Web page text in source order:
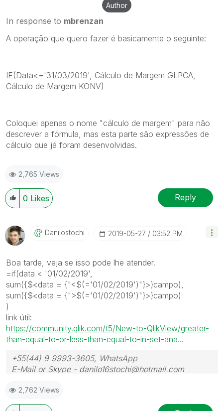
Author
In response to mbrenzan
A operação que quero fazer é basicamente o seguinte:
IF(Data<='31/03/2019', Cálculo de Margem GLPCA,
Cálculo de Margem KONV)
Coloquei apenas o nome "cálculo de margem" para não
descrever a fórmula, mas esta parte são expressões de
cálculo que já foram desenvolvidas.
2,765 Views
0 Likes Reply
Danilostochi ‎2019-05-27 03:52 PM
Boa tarde, veja se isso pode lhe atender.
=if(data < '01/02/2019',
sum({$<data = {"<$(='01/02/2019')"}>}campo),
sum({$<data = {">$(='01/02/2019')"}>}campo)
)
link útil:
https://community.qlik.com/t5/New-to-QlikView/greater-
than-equal-to-or-less-than-equal-to-in-set-ana...
+55(44) 9 9993-3605, WhatsApp
E-Mail or Skype - danilo16stochi@hotmail.com
2,762 Views